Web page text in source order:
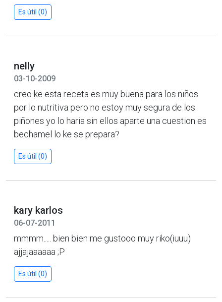
Es útil (0)
nelly
03-10-2009
creo ke esta receta es muy buena para los niños
por lo nutritiva pero no estoy muy segura de los
piñones yo lo haria sin ellos aparte una cuestion es
bechamel lo ke se prepara?
Es útil (0)
kary karlos
06-07-2011
mmmm..... bien bien me gustooo muy riko(iuuu)
ajjajaaaaaa ;P
Es útil (0)